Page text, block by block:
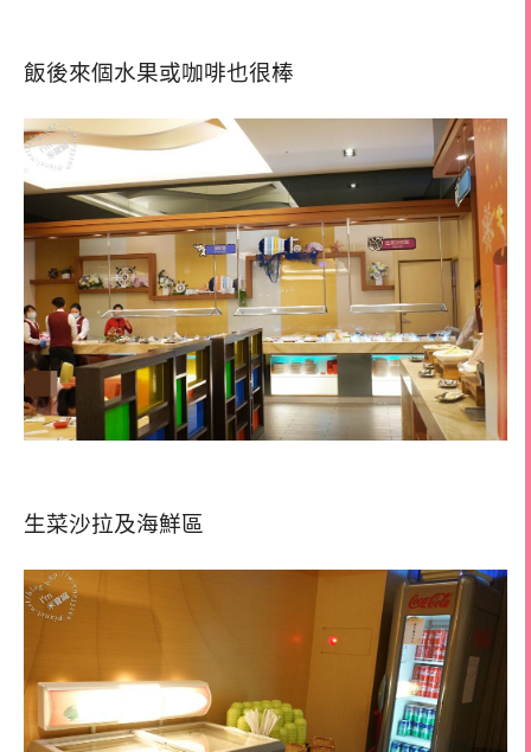
飯後來個水果或咖啡也很棒
生菜沙拉及海鮮區